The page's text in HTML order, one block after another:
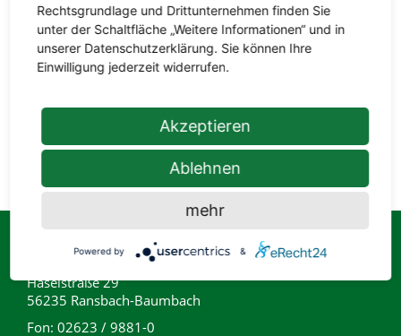
passenden Leuchtmittel finden Sie in
unserer Lampenabteilung.
hagebaumarkt Ransbach-Baumbach
Haselstraße 29
56235 Ransbach-Baumbach
Fon: 02623 / 9881-0
Rechtsgrundlage und Drittunternehmen finden Sie
unter der Schaltfläche „Weitere Informationen“ und in
unserer Datenschutzerklärung. Sie können Ihre
Einwilligung jederzeit widerrufen.
Akzeptieren
Ablehnen
mehr
Powered by &